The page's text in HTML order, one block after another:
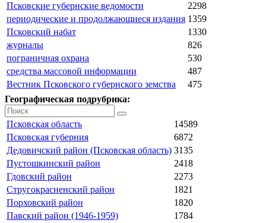
Псковские губернские ведомости
2298
периодические и продолжающиеся издания 1359
Псковский набат
1330
журналы
826
пограничная охрана
530
средства массовой информации
487
Вестник Псковского губернского земства
475
Географическая подрубрика:
Псковская область
14589
Псковская губерния
6872
Дедовичский район (Псковская область) 3135
Пустошкинский район
2418
Гдовский район
2273
Стругокрасненский район
1821
Порховский район
1820
Павский район (1946-1959)
1784